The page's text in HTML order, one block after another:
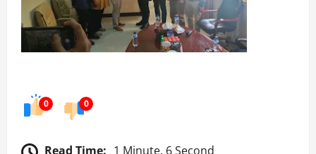
0 0
Read Time: 1 Minute, 6 Second